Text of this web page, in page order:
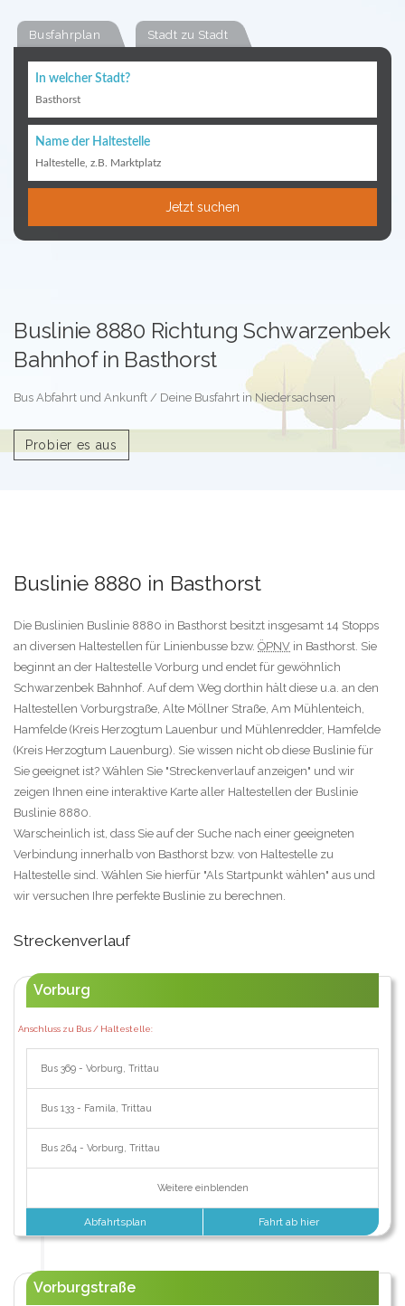
Busfahrplan Stadt zu Stadt
In welcher Stadt?
Basthorst
Name der Haltestelle
Haltestelle, z.B. Marktplatz
Jetzt suchen
Buslinie 8880 Richtung Schwarzenbek
Bahnhof in Basthorst
Bus Abfahrt und Ankunft / Deine Busfahrt in Niedersachsen
Probier es aus
Buslinie 8880 in Basthorst
Die Buslinien Buslinie 8880 in Basthorst besitzt insgesamt 14 Stopps
an diversen Haltestellen für Linienbusse bzw. ÖPNV in Basthorst. Sie
beginnt an der Haltestelle Vorburg und endet für gewöhnlich
Schwarzenbek Bahnhof. Auf dem Weg dorthin hält diese u.a. an den
Haltestellen Vorburgstraße, Alte Möllner Straße, Am Mühlenteich,
Hamfelde (Kreis Herzogtum Lauenbur und Mühlenredder, Hamfelde
(Kreis Herzogtum Lauenburg). Sie wissen nicht ob diese Buslinie für
Sie geeignet ist? Wählen Sie "Streckenverlauf anzeigen" und wir
zeigen Ihnen eine interaktive Karte aller Haltestellen der Buslinie
Buslinie 8880.
Warscheinlich ist, dass Sie auf der Suche nach einer geeigneten
Verbindung innerhalb von Basthorst bzw. von Haltestelle zu
Haltestelle sind. Wählen Sie hierfür "Als Startpunkt wählen" aus und
wir versuchen Ihre perfekte Buslinie zu berechnen.
Streckenverlauf
Vorburg
Anschluss zu Bus / Haltestelle:
Bus 369 - Vorburg, Trittau
Bus 133 - Famila, Trittau
Bus 264 - Vorburg, Trittau
Weitere einblenden
Abfahrtsplan Fahrt ab hier
Vorburgstraße